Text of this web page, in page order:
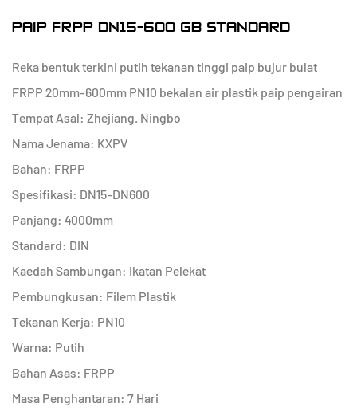
PAIP FRPP DN15-600 GB STANDARD
Reka bentuk terkini putih tekanan tinggi paip bujur bulat
FRPP 20mm-600mm PN10 bekalan air plastik paip pengairan
Tempat Asal: Zhejiang. Ningbo
Nama Jenama: KXPV
Bahan: FRPP
Spesifikasi: DN15-DN600
Panjang: 4000mm
Standard: DIN
Kaedah Sambungan: Ikatan Pelekat
Pembungkusan: Filem Plastik
Tekanan Kerja: PN10
Warna: Putih
Bahan Asas: FRPP
Masa Penghantaran: 7 Hari